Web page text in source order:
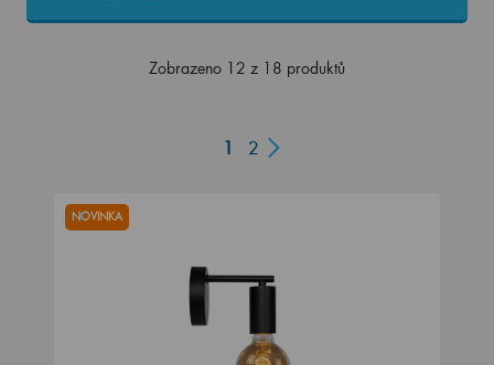
Zobrazeno 12 z 18 produktů
1 2
NOVINKA